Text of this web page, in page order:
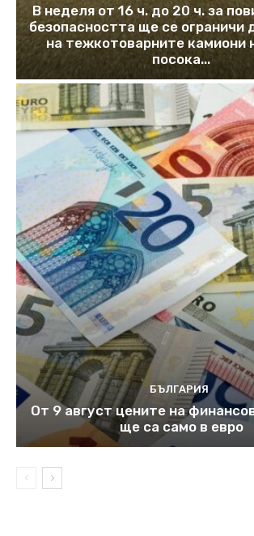
В неделя от 16 ч. до 20 ч. за
безопасността ще се ограничи
на тежкотоварните камиони
посока...
БЪЛГАРИЯ
От 9 август цените на
ще са само в евро